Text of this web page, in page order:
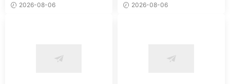
2026-08-06 2026-08-06